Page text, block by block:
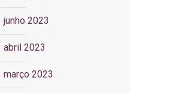
junho 2023
abril 2023
março 2023